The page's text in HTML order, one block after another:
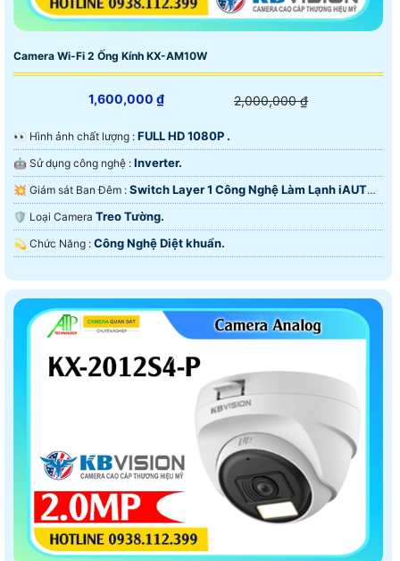
Camera Wi-Fi 2 Ống Kính KX-AM10W
1,600,000 ₫ 2,000,000 ₫
️👀 Hình ảnh chất lượng : FULL HD 1080P .
🤖️ Sử dụng công nghệ : Inverter.
💥 Giám sát Ban Đêm : Switch Layer 1 Công Nghệ Làm Lạnh iAUTO-
X. 🛡 Loại Camera Treo Tường.
️💫 Chức Năng : Công Nghệ Diệt khuẩn.